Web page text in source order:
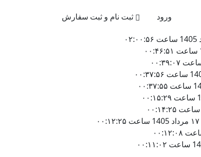
ورود ثبت نام و ثبت سفارش